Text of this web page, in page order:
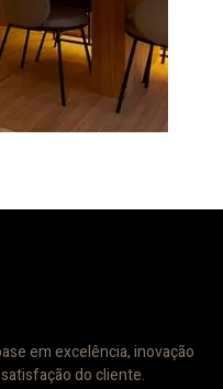
em excelência, inovação
do cliente.